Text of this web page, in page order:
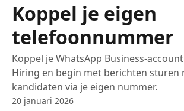
Koppel je eigen
telefoonnummer
Koppel je WhatsApp Business-
Hiring en begin met berichten sturen
kandidaten via je eigen nummer.
20 januari 2026